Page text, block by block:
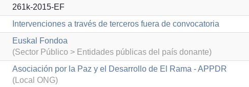
261k-2015-EF
Intervenciones a través de terceros fuera de convocatoria
Euskal Fondoa
(Sector Público > Entidades públicas del país donante)
Asociación por la Paz y el Desarrollo de El Rama - APPDR
(Local ONG)